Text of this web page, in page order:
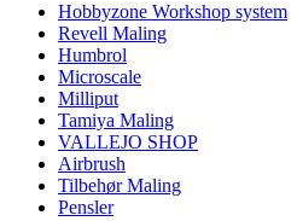
Hobbyzone Workshop system
Revell Maling
Humbrol
Microscale
Milliput
Tamiya Maling
VALLEJO SHOP
Airbrush
Tilbehør Maling
Pensler